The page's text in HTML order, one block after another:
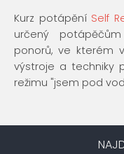
Kurz potápění Self
určený
ponorů, ve kterém
výstroje a techniky
režimu "jsem pod